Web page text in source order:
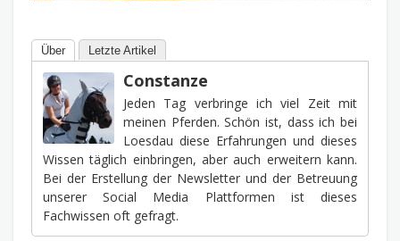
Über Letzte Artikel
Constanze
Jeden Tag verbringe ich viel Zeit mit
meinen Pferden. Schön ist, dass ich bei
Loesdau diese Erfahrungen und dieses
Wissen täglich einbringen, aber auch erweitern kann.
Bei der Erstellung der Newsletter und der Betreuung
unserer Social Media Plattformen ist dieses
Fachwissen oft gefragt.